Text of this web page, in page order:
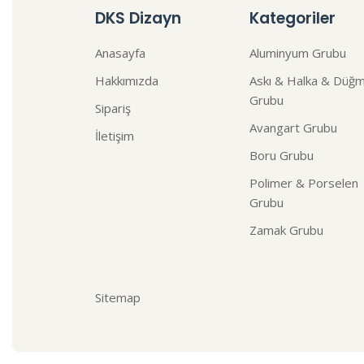
DKS Dizayn
Anasayfa
Hakkımızda
Sipariş
İletişim
Kategoriler
Aluminyum Grubu
Askı & Halka &
Grubu
Avangart Grubu
Boru Grubu
Polimer & Porselen
Grubu
Zamak Grubu
Sitemap